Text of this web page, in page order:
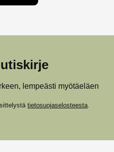
lempeästi myötäeläen
tietosuojaselosteesta.